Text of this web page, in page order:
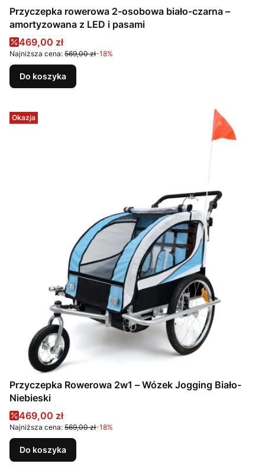
Przyczepka rowerowa 2-osobowa biało-czarna –
amortyzowana z LED i pasami
Cena promocyjna
469,00 zł
Najniższa cena: 569,00 zł-18%
Do koszyka
Okazja
Przyczepka Rowerowa 2w1 – Wózek Jogging Biało-
Niebieski
Cena promocyjna
469,00 zł
Najniższa cena: 569,00 zł-18%
Do koszyka